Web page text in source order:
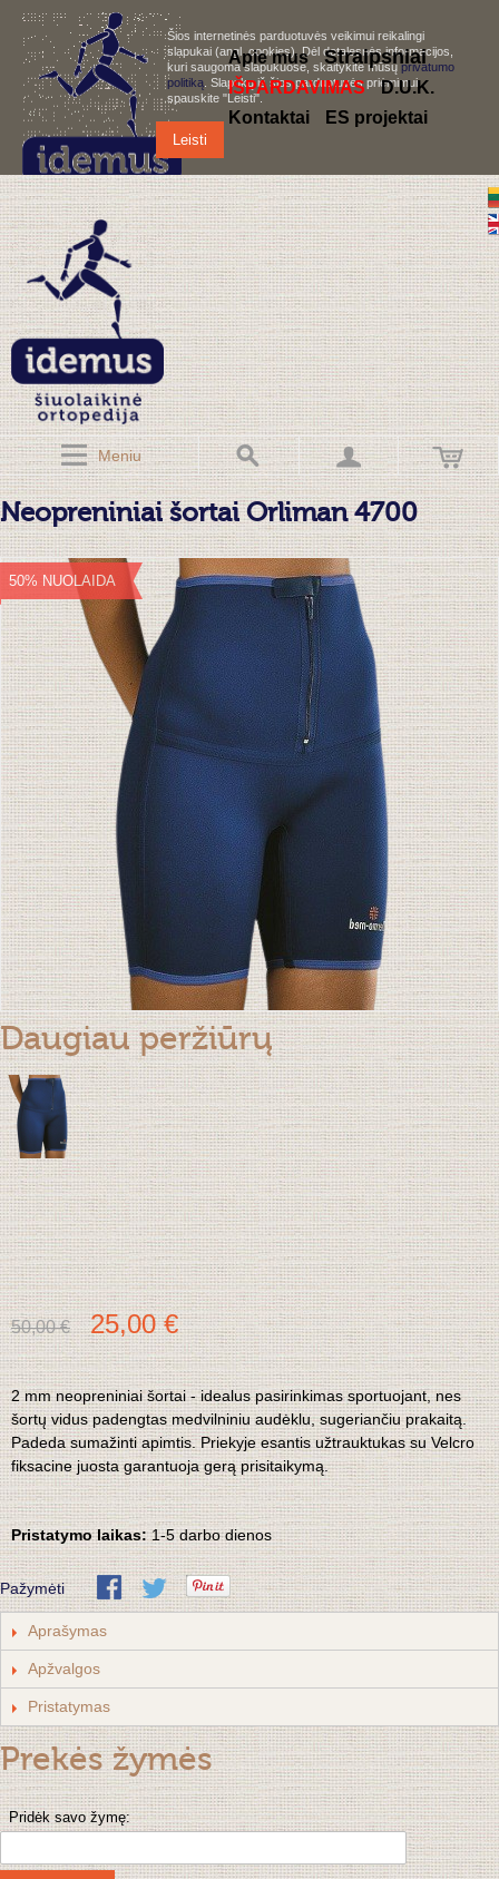
Šios internetinės parduotuvės veikimui reikalingi
slapukai (angl. cookies). Dėl detalesnės informacijos,
kuri saugoma slapukuose, skaitykite mūsųprivatumo
politiką . Slapukų iš šios parduotuvės priėmimui,
spauskite "Leisti".
Leisti
Meniu
Apie mus Straipsniai
IŠPARDAVIMAS
D.U.K.
Kontaktai
ES projektai
Neopreniniai šortai Orliman 4700
50% NUOLAIDA
Daugiau peržiūrų
50,00 € 25,00 €
2 mm neopreniniai šortai - idealus pasirinkimas sportuojant, nes
šortų vidus padengtas medvilniniu audėklu, sugeriančiu prakaitą.
Padeda sumažinti apimtis. Priekyje esantis užtrauktukas su Velcro
fiksacine juosta garantuoja gerą prisitaikymą.
Pristatymo laikas:1-5 darbo dienos
Pažymėti
Aprašymas
Apžvalgos
Pristatymas
Prekės žymės
Pridėk savo žymę: